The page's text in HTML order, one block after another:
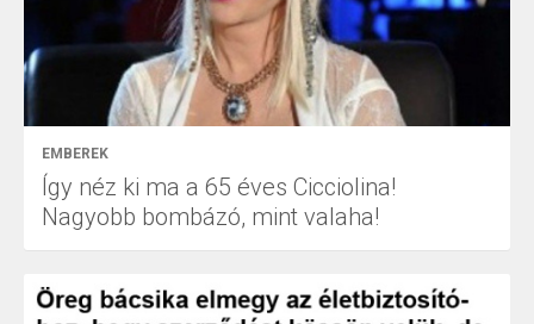
EMBEREK
Így néz ki ma a 65 éves Cicciolina!
Nagyobb bombázó, mint valaha!